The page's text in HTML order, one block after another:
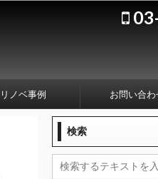
リノベ事例 お問い合わ
検索